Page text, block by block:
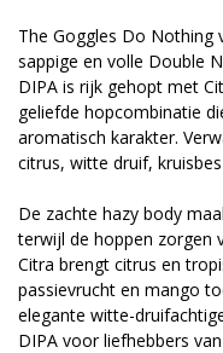
The Goggles Do Nothing
sappige en volle Double
DIPA is rijk gehopt met
geliefde hopcombinatie
aromatisch karakter.
citrus, witte druif,
De zachte hazy body
terwijl de hoppen zorgen
Citra brengt citrus en
passievrucht en mango
elegante witte-
DIPA voor liefhebbers